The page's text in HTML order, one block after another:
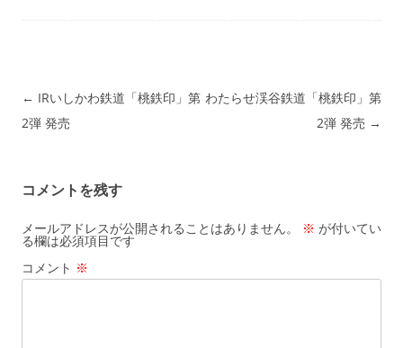
投稿ナビゲーション
← IRいしかわ鉄道「桃鉄印」第
2弾 発売
わたらせ渓谷鉄道「桃鉄印」第
2弾 発売 →
コメントを残す
メールアドレスが公開されることはありません。 ※ が付いてい
る欄は必須項目です
コメント ※